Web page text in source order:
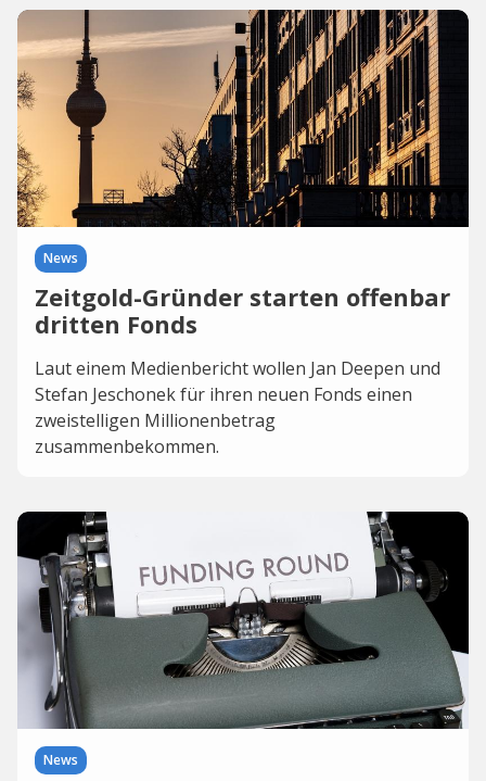
News
Zeitgold-Gründer starten offenbar
dritten Fonds
Laut einem Medienbericht wollen Jan Deepen und
Stefan Jeschonek für ihren neuen Fonds einen
zweistelligen Millionenbetrag
zusammenbekommen.
News